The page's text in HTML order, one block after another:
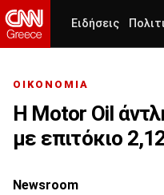
Ειδήσεις
ΟΙΚΟΝΟΜΙΑ
Η Motor Oil
με επιτόκιο
Newsroom